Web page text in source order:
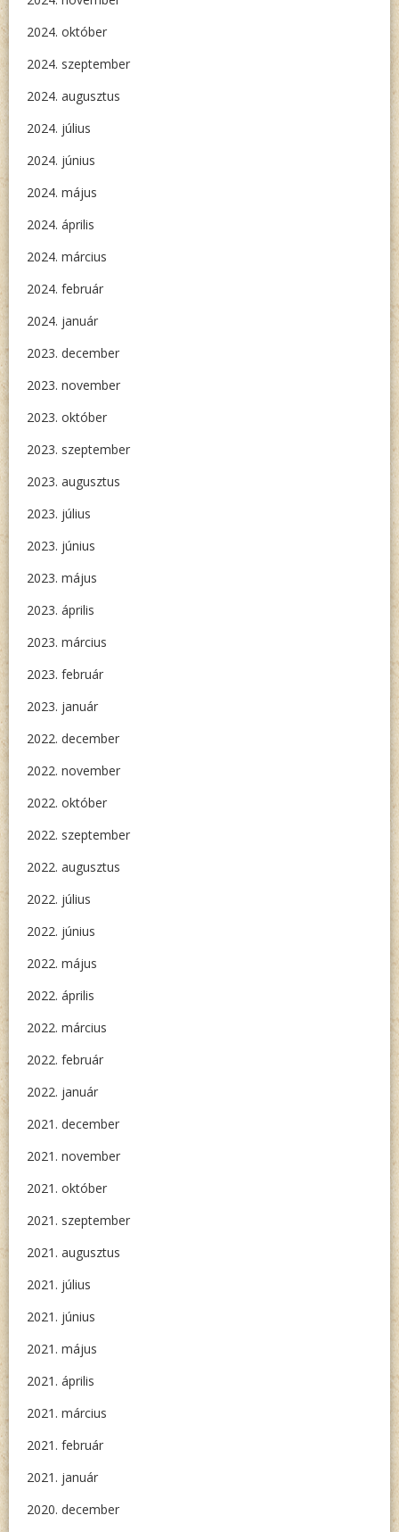
2024. október
2024. szeptember
2024. augusztus
2024. július
2024. június
2024. május
2024. április
2024. március
2024. február
2024. január
2023. december
2023. november
2023. október
2023. szeptember
2023. augusztus
2023. július
2023. június
2023. május
2023. április
2023. március
2023. február
2023. január
2022. december
2022. november
2022. október
2022. szeptember
2022. augusztus
2022. július
2022. június
2022. május
2022. április
2022. március
2022. február
2022. január
2021. december
2021. november
2021. október
2021. szeptember
2021. augusztus
2021. július
2021. június
2021. május
2021. április
2021. március
2021. február
2021. január
2020. december